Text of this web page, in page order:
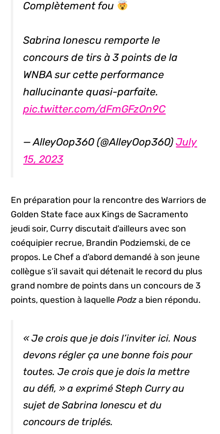
Complètement fou
Sabrina Ionescu remporte le
concours de tirs à 3 points de la
WNBA sur cette performance
hallucinante quasi-parfaite.
pic.twitter.com/dFmGFzOn9C
— AlleyOop360 (@AlleyOop360)July
15, 2023
En préparation pour la rencontre des Warriors de
Golden State face aux Kings de Sacramento
jeudi soir, Curry discutait d’ailleurs avec son
coéquipier recrue, Brandin Podziemski, de ce
propos. Le Chef a d’abord demandé à son jeune
collègue s’il savait qui détenait le record du plus
grand nombre de points dans un concours de 3
points, question à laquellePodza bien répondu.
« Je crois que je dois l’inviter ici. Nous
devons régler ça une bonne fois pour
toutes. Je crois que je dois la mettre
au défi, » a exprimé Steph Curry au
sujet de Sabrina Ionescu et du
concours de triplés.